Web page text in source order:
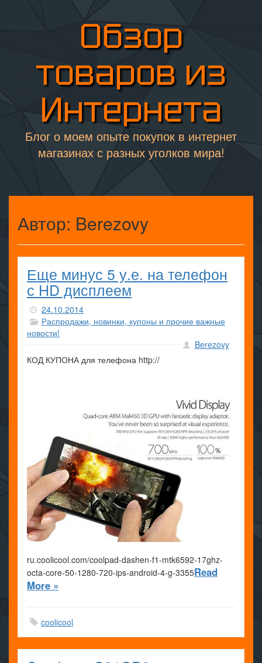
Обзор
товаров из
Интернета
Блог о моем опыте покупок в интернет
магазинах с разных уголков мира!
Автор: Berezovy
Еще минус 5 у.е. на телефон
с HD дисплеем
24.10.2014
Распродажи, новинки, купоны и прочие важные
новости!
Berezovy
КОД КУПОНА для телефона http://
ru.coolicool.com/coolpad-dashen-f1-mtk6592-17ghz-
octa-core-50-1280-720-ips-android-4-g-3355Read
More »
coolicool